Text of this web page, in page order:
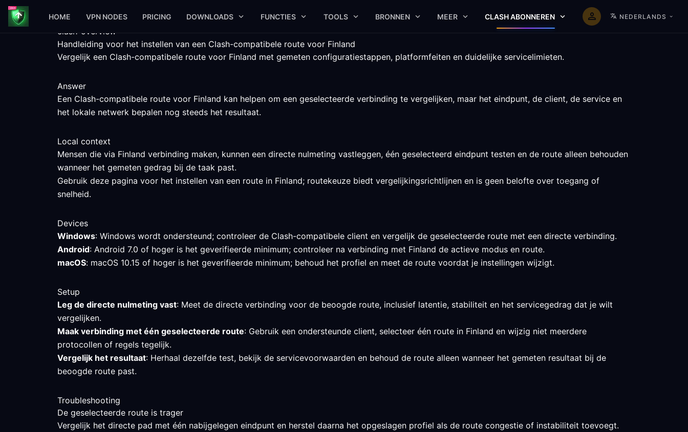
HOME VPN NODES PRICING DOWNLOADS FUNCTIES TOOLS BRONNEN MEER CLASH ABONNEREN NEDERLANDS
clash-overview
Handleiding voor het instellen van een Clash-compatibele route voor Finland
Vergelijk een Clash-compatibele route voor Finland met gemeten configuratiestappen, platformfeiten en duidelijke servicelimieten.
Answer
Een Clash-compatibele route voor Finland kan helpen om een geselecteerde verbinding te vergelijken, maar het eindpunt, de client, de service en
het lokale netwerk bepalen nog steeds het resultaat.
Local context
Mensen die via Finland verbinding maken, kunnen een directe nulmeting vastleggen, één geselecteerd eindpunt testen en de route alleen behouden
wanneer het gemeten gedrag bij de taak past.
Gebruik deze pagina voor het instellen van een route in Finland; routekeuze biedt vergelijkingsrichtlijnen en is geen belofte over toegang of
snelheid.
Devices
Windows: Windows wordt ondersteund; controleer de Clash-compatibele client en vergelijk de geselecteerde route met een directe verbinding.
Android: Android 7.0 of hoger is het geverifieerde minimum; controleer na verbinding met Finland de actieve modus en route.
macOS: macOS 10.15 of hoger is het geverifieerde minimum; behoud het profiel en meet de route voordat je instellingen wijzigt.
Setup
Leg de directe nulmeting vast: Meet de directe verbinding voor de beoogde route, inclusief latentie, stabiliteit en het servicegedrag dat je wilt
vergelijken.
Maak verbinding met één geselecteerde route: Gebruik een ondersteunde client, selecteer één route in Finland en wijzig niet meerdere
protocollen of regels tegelijk.
Vergelijk het resultaat: Herhaal dezelfde test, bekijk de servicevoorwaarden en behoud de route alleen wanneer het gemeten resultaat bij de
beoogde route past.
Troubleshooting
De geselecteerde route is trager
Vergelijk het directe pad met één nabijgelegen eindpunt en herstel daarna het opgeslagen profiel als de route congestie of instabiliteit toevoegt.